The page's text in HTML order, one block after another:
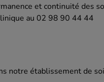
et continuité des
au 02 98 90 44 44
notre établissement de